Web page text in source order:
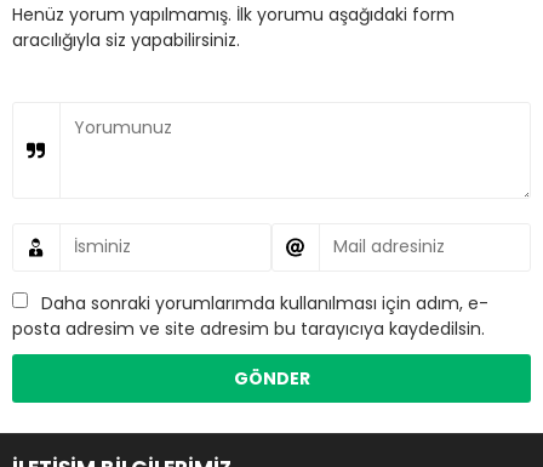
Henüz yorum yapılmamış. İlk yorumu aşağıdaki form
aracılığıyla siz yapabilirsiniz.
Daha sonraki yorumlarımda kullanılması için adım, e-
posta adresim ve site adresim bu tarayıcıya kaydedilsin.